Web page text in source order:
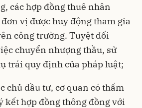
các hợp đồng thuê nhân
vị được huy động tham gia
công trường. Tuyệt đối
chuyển nhượng thầu, sử
trái quy định của pháp luật;
chủ đầu tư, cơ quan có thẩm
kết hợp đồng thông đồng với